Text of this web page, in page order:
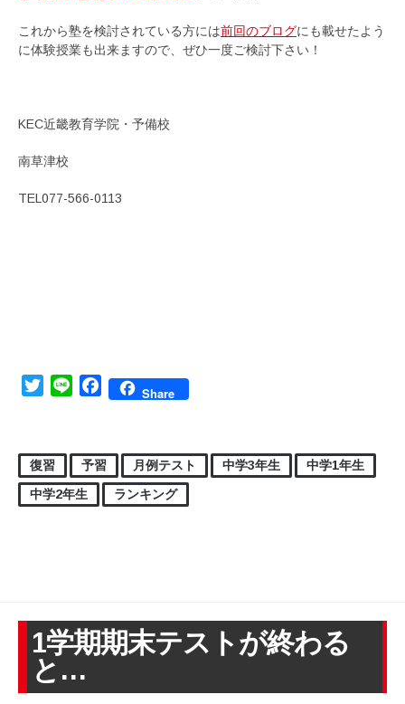
これから塾を検討されている方には前回のブログにも載せたよう
に体験授業も出来ますので、ぜひ一度ご検討下さい！
KEC近畿教育学院・予備校
南草津校
TEL077-566-0113
TwitterLine FacebookShare
復習 予習 月例テスト 中学3年生
中学1年生
中学2年生
ランキング
1学期期末テストが終わる
と…